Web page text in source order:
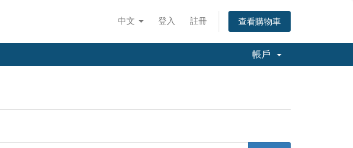
中文 登入 註冊 查看購物車
帳戶